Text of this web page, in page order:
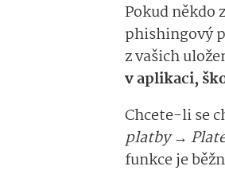
Pokud někdo
phishingový
z vašich
v aplikaci,
Chcete-li se
platby →
funkce je